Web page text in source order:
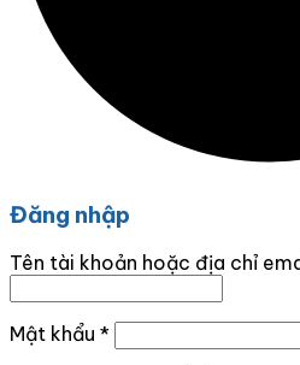
Đăng nhập
Tên tài khoản hoặc địa chỉ
Mật khẩu *